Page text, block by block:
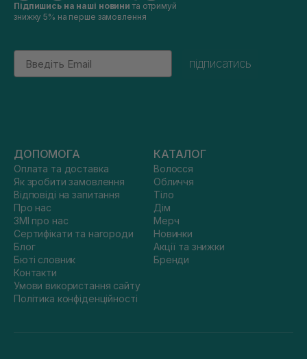
Підпишись на наші новини та отримуй
знижку 5% на перше замовлення
Email
підписатись
ДОПОМОГА
Оплата та доставка
Як зробити замовлення
Відповіді на запитання
Про нас
ЗМІ про нас
Сертифікати та нагороди
Блог
Бюті словник
Контакти
Умови використання сайту
Політика конфіденційності
КАТАЛОГ
Волосся
Обличчя
Тіло
Дім
Мерч
Новинки
Акції та знижки
Бренди